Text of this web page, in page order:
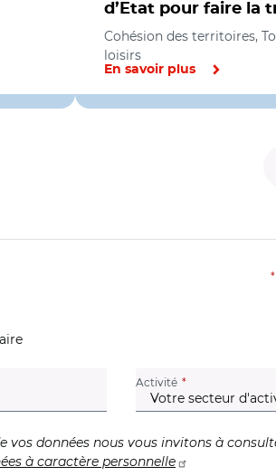
d’Etat pour faire la
Cohésion des territoires,
loisirs
En savoir plus
*
Activité (champ
vos données nous vous invitons à
à caractère personnelle